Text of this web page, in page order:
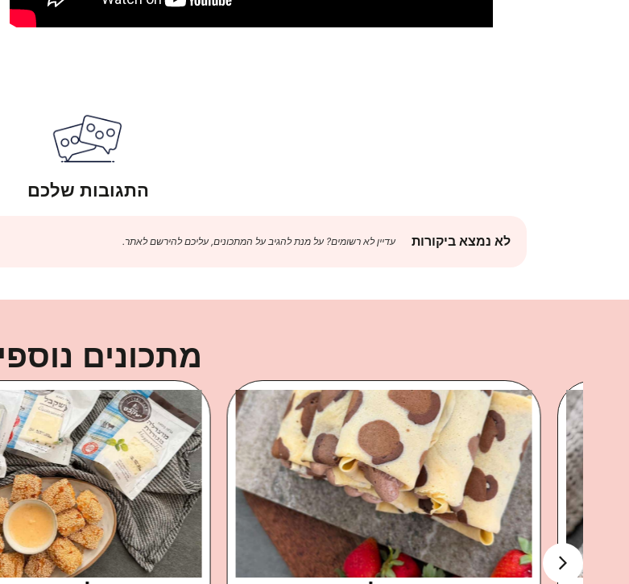
התגובות שלכם
לא נמצא ביקורות עדיין לא רשומים? על מנת להגיב על המתכונים, עליכם להירשם לאתר.
מתכונים